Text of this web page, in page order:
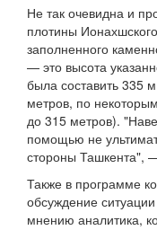
Не так очевидна и
плотины
заполненного
— это высота
была составить 335
метров, по
до 315 метров).
помощью не
стороны Ташкента",
Также в программе
обсуждение
мнению аналитика,